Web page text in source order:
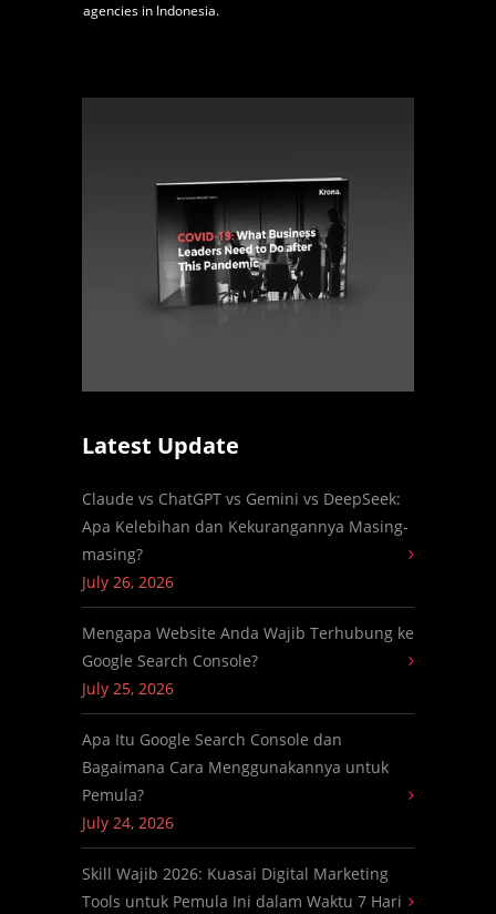
agencies in Indonesia.
Latest Update
Claude vs ChatGPT vs Gemini vs DeepSeek:
Apa Kelebihan dan Kekurangannya Masing-
masing?
July 26, 2026
Mengapa Website Anda Wajib Terhubung ke
Google Search Console?
July 25, 2026
Apa Itu Google Search Console dan
Bagaimana Cara Menggunakannya untuk
Pemula?
July 24, 2026
Skill Wajib 2026: Kuasai Digital Marketing
Tools untuk Pemula Ini dalam Waktu 7 Hari